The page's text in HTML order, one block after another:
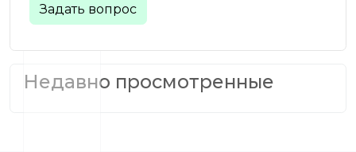
Задать вопрос
Недавно просмотренные